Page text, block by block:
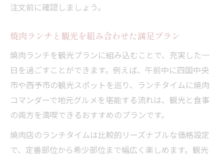
注文前に確認しましょう。
焼肉ランチと観光を組み合わせた満足プラン
焼肉ランチを観光プランに組み込むことで、充実した一
日を過ごすことができます。例えば、午前中に四国中央
市や西予市の観光スポットを巡り、ランチタイムに焼肉
コマンダーで地元グルメを堪能する流れは、観光と食事
の両方を満喫できるおすすめのプランです。
焼肉店のランチタイムは比較的リーズナブルな価格設定
で、定番部位から希少部位まで幅広く楽しめます。観光